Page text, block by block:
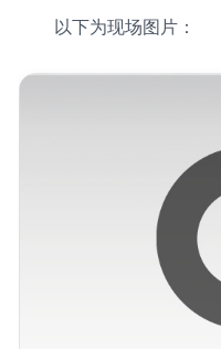
以下为现场图片：